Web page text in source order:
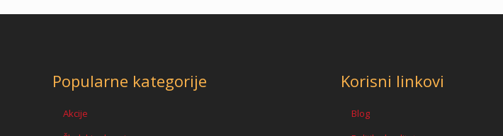
Popularne kategorije
Akcije
Korisni linkovi
Blog